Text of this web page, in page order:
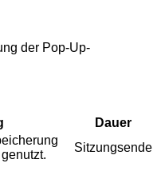
der Pop-Up-
Dauer
Sitzungsende